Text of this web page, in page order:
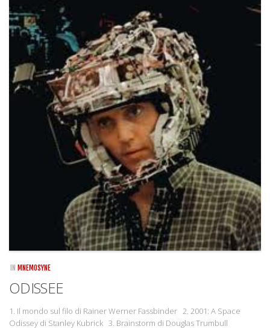
Copertine
Come eravamo
Mnemosyne
IN MNEMOSYNE
ODISSEE
1. Il mondo sul filo di Rainer Werner Fassbinder 2. 2001: A Space
Odissey di Stanley Kubrick 3. Brainstorm di Douglas Trumbull